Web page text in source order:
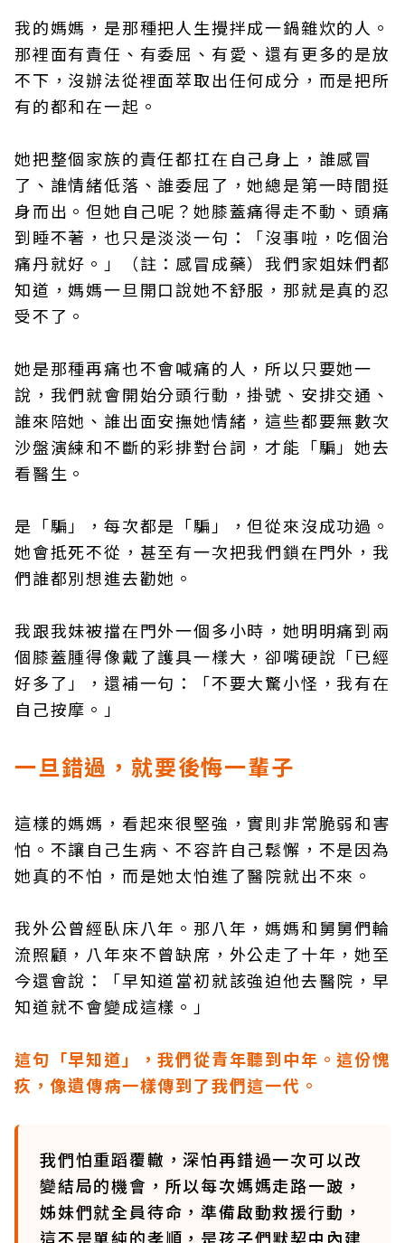
我的媽媽，是那種把人生攪拌成一鍋雜炊的人。
那裡面有責任、有委屈、有愛、還有更多的是放
不下，沒辦法從裡面萃取出任何成分，而是把所
有的都和在一起。
她把整個家族的責任都扛在自己身上，誰感冒
了、誰情緒低落、誰委屈了，她總是第一時間挺
身而出。但她自己呢？她膝蓋痛得走不動、頭痛
到睡不著，也只是淡淡一句：「沒事啦，吃個治
痛丹就好。」（註：感冒成藥）我們家姐妹們都
知道，媽媽一旦開口說她不舒服，那就是真的忍
受不了。
她是那種再痛也不會喊痛的人，所以只要她一
說，我們就會開始分頭行動，掛號、安排交通、
誰來陪她、誰出面安撫她情緒，這些都要無數次
沙盤演練和不斷的彩排對台詞，才能「騙」她去
看醫生。
是「騙」，每次都是「騙」，但從來沒成功過。
她會抵死不從，甚至有一次把我們鎖在門外，我
們誰都別想進去勸她。
我跟我妹被擋在門外一個多小時，她明明痛到兩
個膝蓋腫得像戴了護具一樣大，卻嘴硬說「已經
好多了」，還補一句：「不要大驚小怪，我有在
自己按摩。」
一旦錯過，就要後悔一輩子
這樣的媽媽，看起來很堅強，實則非常脆弱和害
怕。不讓自己生病、不容許自己鬆懈，不是因為
她真的不怕，而是她太怕進了醫院就出不來。
我外公曾經臥床八年。那八年，媽媽和舅舅們輪
流照顧，八年來不曾缺席，外公走了十年，她至
今還會說：「早知道當初就該強迫他去醫院，早
知道就不會變成這樣。」
這句「早知道」，我們從青年聽到中年。這份愧
疚，像遺傳病一樣傳到了我們這一代。
我們怕重蹈覆轍，深怕再錯過一次可以改
變結局的機會，所以每次媽媽走路一跛，
姊妹們就全員待命，準備啟動救援行動，
這不是單純的孝順，是孩子們默契中內建